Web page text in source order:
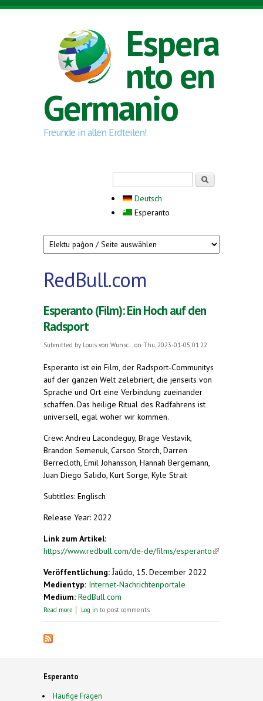
Skip to main content
Espera
nto en
Germanio
Freunde in allen Erdteilen!
Deutsch
Esperanto
RedBull.com
Esperanto (Film): Ein Hoch auf den
Radsport
Submitted by Louis von Wunsc... on Thu, 2023-01-05 01:22
Esperanto ist ein Film, der Radsport-Communitys
auf der ganzen Welt zelebriert, die jenseits von
Sprache und Ort eine Verbindung zueinander
schaffen. Das heilige Ritual des Radfahrens ist
universell, egal woher wir kommen.
Crew: Andreu Lacondeguy, Brage Vestavik,
Brandon Semenuk, Carson Storch, Darren
Berrecloth, Emil Johansson, Hannah Bergemann,
Juan Diego Salido, Kurt Sorge, Kyle Strait
Subtitles: Englisch
Release Year: 2022
Link zum Artikel:
https://www.redbull.com/de-de/films/esperanto(link is
Veröffentlichung: Ĵaŭdo, 15. December 2022
Medientyp: Internet-Nachrichtenportale
Medium: RedBull.com
Read more about Esperanto (Film): Ein Hoch auf den Radsport
Log in to post comments
Esperanto
Häufige Fragen